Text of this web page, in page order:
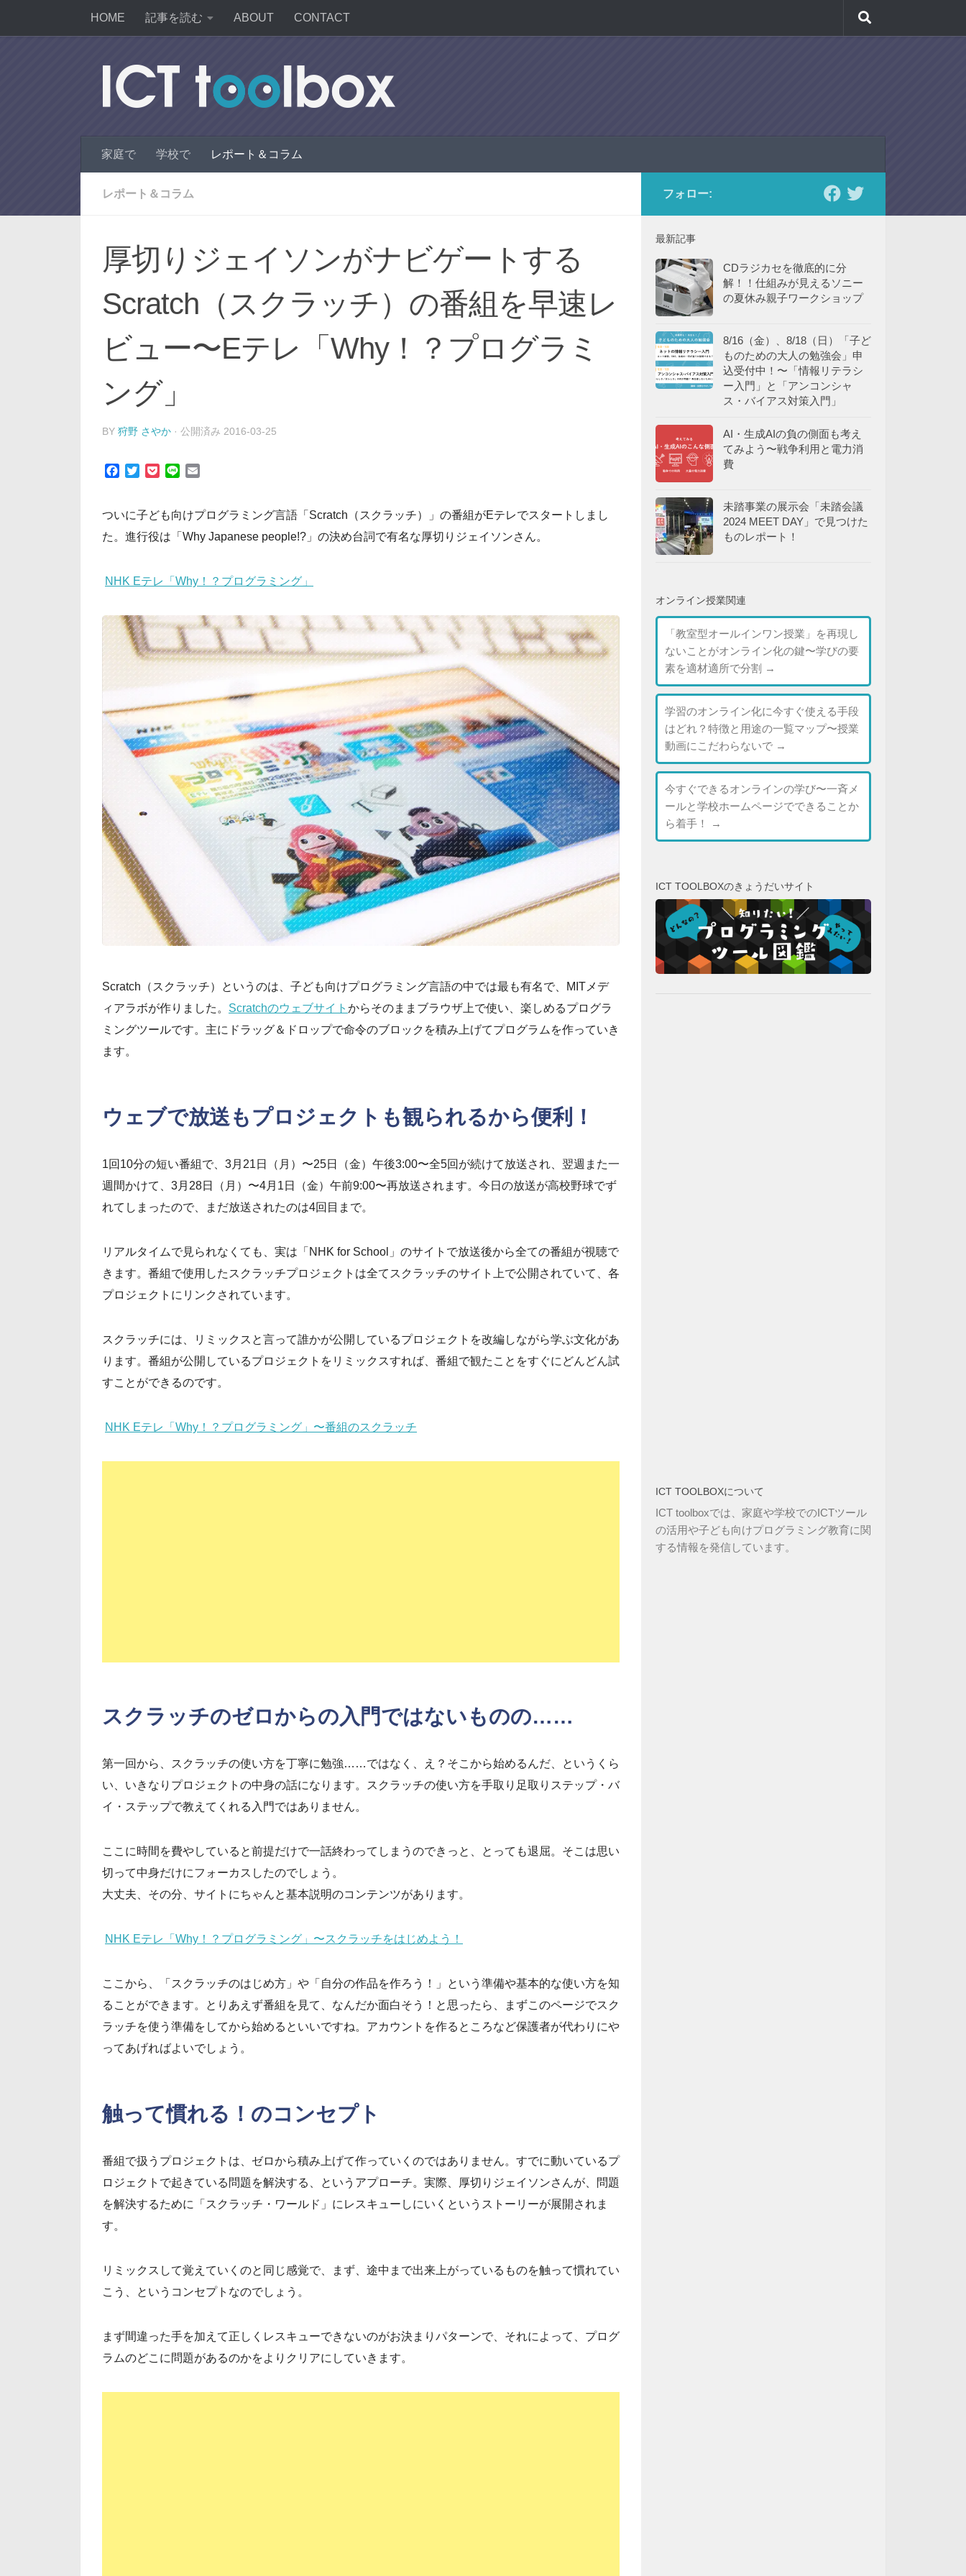
HOME 記事を読む ABOUT CONTACT
家庭で 学校で レポート＆コラム
レポート＆コラム
厚切りジェイソンがナビゲートする
Scratch（スクラッチ）の番組を早速レ
ビュー〜Eテレ「Why！？プログラミ
ング」
BY 狩野 さやか · 公開済み 2016-03-25
Facebook
TwitterPocket
Line
ついに子ども向けプログラミング言語「Scratch（スクラッチ）」の番組がEテレでスタートしまし
た。進行役は「Why Japanese people!?」の決め台詞で有名な厚切りジェイソンさん。
NHK Eテレ「Why！？プログラミング」
Scratch（スクラッチ）というのは、子ども向けプログラミング言語の中では最も有名で、MITメデ
ィアラボが作りました。 Scratchのウェブサイト からそのままブラウザ上で使い、楽しめるプログラ
ミングツールです。主にドラッグ＆ドロップで命令のブロックを積み上げてプログラムを作っていき
ます。
ウェブで放送もプロジェクトも観られるから便利！
1回10分の短い番組で、3月21日（月）〜25日（金）午後3:00〜全5回が続けて放送され、翌週また一
週間かけて、3月28日（月）〜4月1日（金）午前9:00〜再放送されます。今日の放送が高校野球でず
れてしまったので、まだ放送されたのは4回目まで。
リアルタイムで見られなくても、実は「NHK for School」のサイトで放送後から全ての番組が視聴で
きます。番組で使用したスクラッチプロジェクトは全てスクラッチのサイト上で公開されていて、各
プロジェクトにリンクされています。
スクラッチには、リミックスと言って誰かが公開しているプロジェクトを改編しながら学ぶ文化があ
ります。番組が公開しているプロジェクトをリミックスすれば、番組で観たことをすぐにどんどん試
すことができるのです。
NHK Eテレ「Why！？プログラミング」〜番組のスクラッチ
スクラッチのゼロからの入門ではないものの……
第一回から、スクラッチの使い方を丁寧に勉強……ではなく、え？そこから始めるんだ、というくら
い、いきなりプロジェクトの中身の話になります。スクラッチの使い方を手取り足取りステップ・バ
イ・ステップで教えてくれる入門ではありません。
ここに時間を費やしていると前提だけで一話終わってしまうのできっと、とっても退屈。そこは思い
切って中身だけにフォーカスしたのでしょう。
大丈夫、その分、サイトにちゃんと基本説明のコンテンツがあります。
NHK Eテレ「Why！？プログラミング」〜スクラッチをはじめよう！
ここから、「スクラッチのはじめ方」や「自分の作品を作ろう！」という準備や基本的な使い方を知
ることができます。とりあえず番組を見て、なんだか面白そう！と思ったら、まずこのページでスク
ラッチを使う準備をしてから始めるといいですね。アカウントを作るところなど保護者が代わりにや
ってあげればよいでしょう。
触って慣れる！のコンセプト
番組で扱うプロジェクトは、ゼロから積み上げて作っていくのではありません。すでに動いているプ
ロジェクトで起きている問題を解決する、というアプローチ。実際、厚切りジェイソンさんが、問題
を解決するために「スクラッチ・ワールド」にレスキューしにいくというストーリーが展開されま
す。
リミックスして覚えていくのと同じ感覚で、まず、途中まで出来上がっているものを触って慣れてい
こう、というコンセプトなのでしょう。
まず間違った手を加えて正しくレスキューできないのがお決まりパターンで、それによって、プログ
ラムのどこに問題があるのかをよりクリアにしていきます。
フォロー:
最新記事
CDラジカセを徹底的に分
解！！仕組みが見えるソニー
の夏休み親子ワークショップ
8/16（金）、8/18（日）「子ど
ものための大人の勉強会」申
込受付中！〜「情報リテラシ
ー入門」と「アンコンシャ
ス・バイアス対策入門」
AI・生成AIの負の側面も考え
てみよう〜戦争利用と電力消
費
未踏事業の展示会「未踏会議
2024 MEET DAY」で見つけた
ものレポート！
オンライン授業関連
「教室型オールインワン授業」を再現し
ないことがオンライン化の鍵〜学びの要
素を適材適所で分割 →
学習のオンライン化に今すぐ使える手段
はどれ？特徴と用途の一覧マップ〜授業
動画にこだわらないで →
今すぐできるオンラインの学び〜一斉メ
ールと学校ホームページでできることか
ら着手！
→
ICT TOOLBOXのきょうだいサイト
ICT TOOLBOXについて
ICT toolboxでは、家庭や学校でのICTツール
の活用や子ども向けプログラミング教育に関
する情報を発信しています。